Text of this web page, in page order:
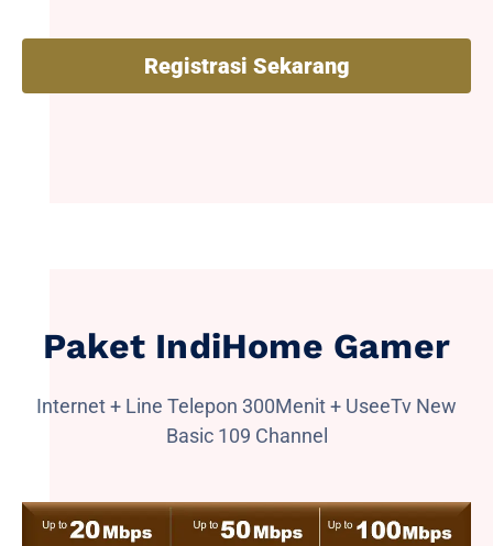
Registrasi Sekarang
Paket IndiHome Gamer
Internet + Line Telepon 300Menit + UseeTv New
Basic 109 Channel